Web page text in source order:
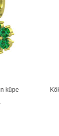
18 ayar beyaz